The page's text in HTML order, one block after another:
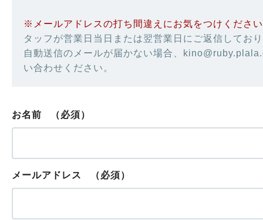
※メールアドレスの打ち間違えにお気をつけくださ
タッフが営業日当日または翌営業日にご返信してお
自動送信のメールが届かない場合、
い合わせください。
お名前 （必須）
メールアドレス （必須）